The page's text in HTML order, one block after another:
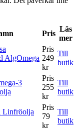
Pris
Läs
mer
AlgOmega
Pris
249
kr
Till
butik
3
Pris
255
kr
Till
butik
Linfröolja
Pris
79
kr
Till
butik